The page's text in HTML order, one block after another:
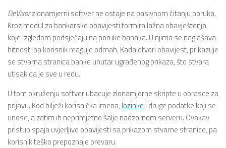
DeVixorzlonamjerni softver ne ostaje na pasivnom čitanju poruka.
Kroz modul za bankarske obavijesti formira lažna obavještenja
koje izgledom podsjećaju na poruke banaka. U njima se naglašava
hitnost, pa korisnik reaguje odmah. Kada otvori obavijest, prikazuje
se stvarna stranica banke unutar ugrađenog prikaza, što stvara
utisak da je sve u redu.
U tom okruženju softver ubacuje zlonamjerne skripte u obrasce za
prijavu. Kod bilježi korisnička imena, lozinke i druge podatke koji se
unose, a zatim ih neprimjetno šalje nadzornom serveru. Ovakav
pristup spaja uvjerljive obavijesti sa prikazom stvarne stranice, pa
korisnik teško prepoznaje prevaru.